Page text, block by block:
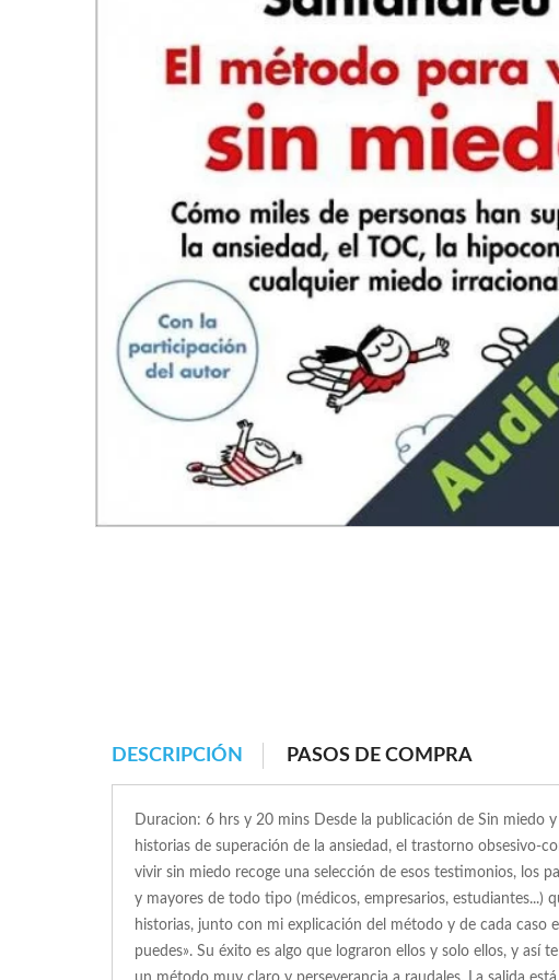
DESCRIPCIÓN PASOS DE COMPRA
Duracion: 6 hrs y 20 mins Desde la publicación de Sin miedo
historias de superación de la ansiedad, el trastorno obsesivo-
vivir sin miedo recoge una selección de esos testimonios, los
y mayores de todo tipo (médicos, empresarios, estudiantes...)
historias, junto con mi explicación del método y de cada
puedes». Su éxito es algo que lograron ellos y solo ellos, y